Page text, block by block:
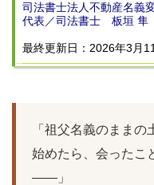
司法書士法人不動産名義
代表／司法書士 板垣
最終更新日：2026年3月
「祖父名義のまま
始めたら、会ったこ
——」